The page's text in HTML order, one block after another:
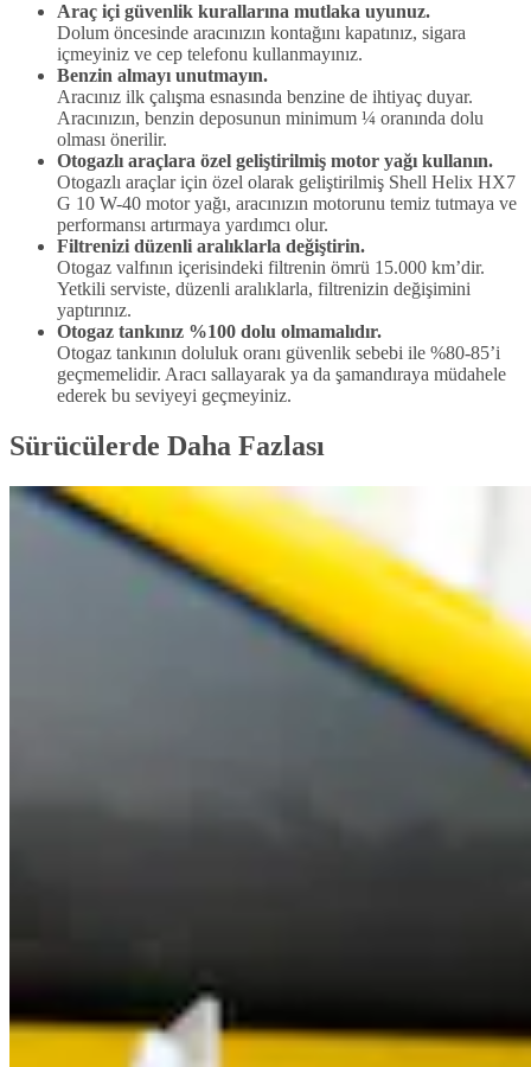
Araç içi güvenlik kurallarına mutlaka uyunuz.
Dolum öncesinde aracınızın kontağını kapatınız, sigara
içmeyiniz ve cep telefonu kullanmayınız.
Benzin almayı unutmayın.
Aracınız ilk çalışma esnasında benzine de ihtiyaç duyar.
Aracınızın, benzin deposunun minimum ¼ oranında dolu
olması önerilir.
Otogazlı araçlara özel geliştirilmiş motor yağı kullanın.
Otogazlı araçlar için özel olarak geliştirilmiş Shell Helix HX7
G 10 W-40 motor yağı, aracınızın motorunu temiz tutmaya ve
performansı artırmaya yardımcı olur.
Filtrenizi düzenli aralıklarla değiştirin.
Otogaz valfının içerisindeki filtrenin ömrü 15.000 km’dir.
Yetkili serviste, düzenli aralıklarla, filtrenizin değişimini
yaptırınız.
Otogaz tankınız %100 dolu olmamalıdır.
Otogaz tankının doluluk oranı güvenlik sebebi ile %80-85’i
geçmemelidir. Aracı sallayarak ya da şamandıraya müdahele
ederek bu seviyeyi geçmeyiniz.
Sürücülerde Daha Fazlası